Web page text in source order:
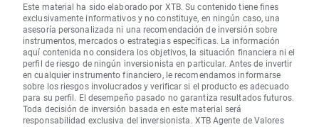
Este material ha sido elaborado por XTB. Su contenido tiene fines
exclusivamente informativos y no constituye, en ningún caso, una
asesoría personalizada ni una recomendación de inversión sobre
instrumentos, mercados o estrategias específicas. La información
aquí contenida no considera los objetivos, la situación financiera ni el
perfil de riesgo de ningún inversionista en particular. Antes de invertir
en cualquier instrumento financiero, le recomendamos informarse
sobre los riesgos involucrados y verificar si el producto es adecuado
para su perfil. El desempeño pasado no garantiza resultados futuros.
Toda decisión de inversión basada en este material será
responsabilidad exclusiva del inversionista. XTB Agente de Valores